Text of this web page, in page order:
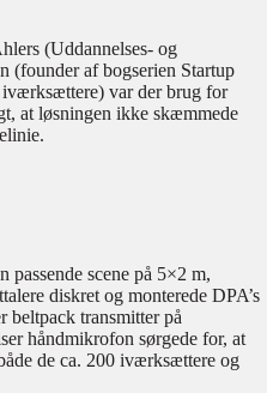
(Uddannelses- og
(founder af bogserien Startup
var der brug for
at løsningen ikke skæmmede
passende scene på 5×2 m,
diskret og monterede DPA’s
beltpack transmitter på
håndmikrofon sørgede for, at
de ca. 200 iværksættere og